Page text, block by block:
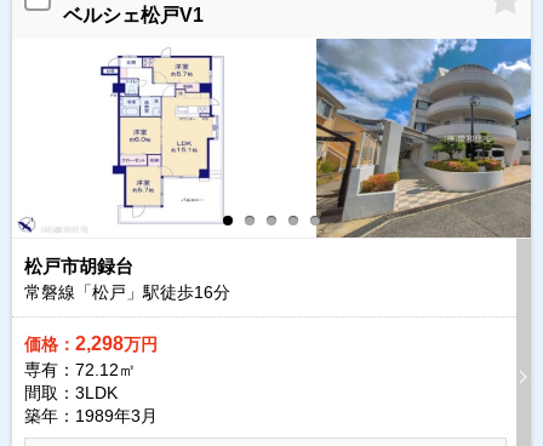
ベルシェ松戸V1
松戸市胡録台
常磐線「松戸」駅徒歩16分
価格： 2,298万円
専有：72.12㎡
間取：3LDK
築年：1989年3月